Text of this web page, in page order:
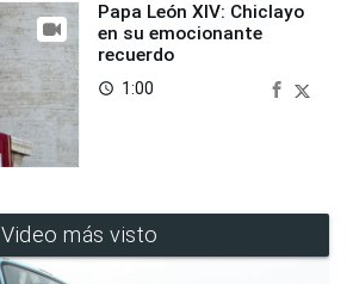
Papa León XIV: Chiclayo
en su emocionante
recuerdo
access_time 1:00
Video más visto